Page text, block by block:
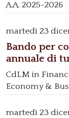
A.A. 2025-2026
martedì 23
Bando per
annuale di
CdLM in
Economy &
martedì 23